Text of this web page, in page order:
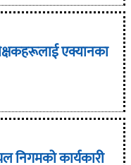
एक्यानका
निगमको कार्यकारी